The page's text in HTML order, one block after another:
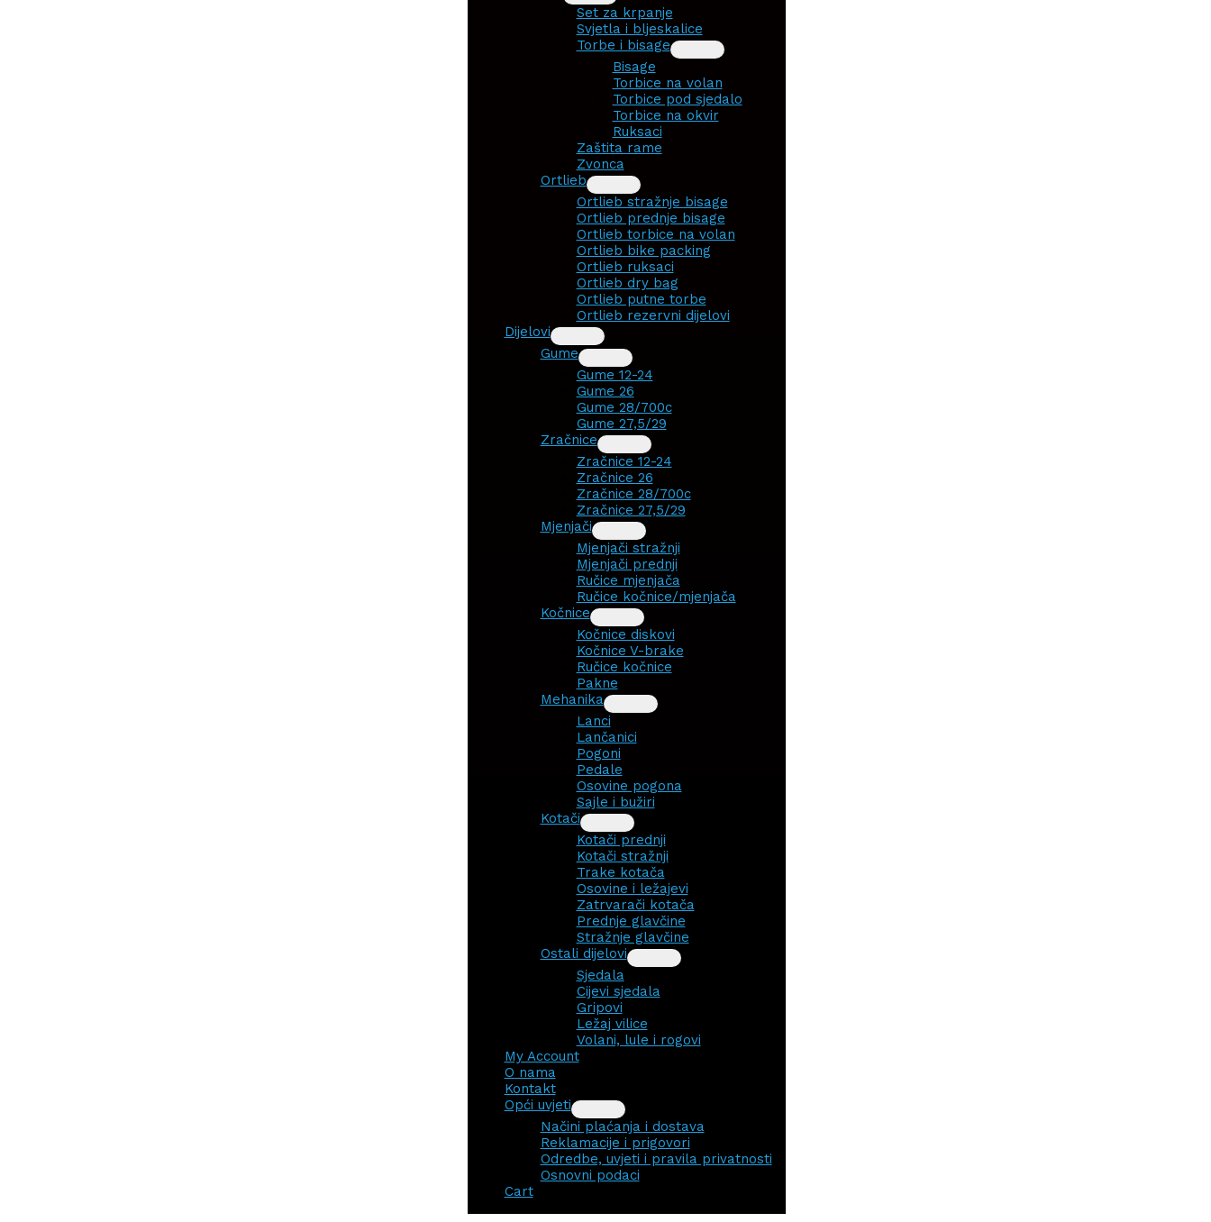
Set za krpanje
Svjetla i bljeskalice
Torbe i bisage
Bisage
Torbice na volan
Torbice pod sjedalo
Torbice na okvir
Ruksaci
Zaštita rame
Zvonca
Ortlieb
Ortlieb stražnje bisage
Ortlieb prednje bisage
Ortlieb torbice na volan
Ortlieb bike packing
Ortlieb ruksaci
Ortlieb dry bag
Ortlieb putne torbe
Ortlieb rezervni dijelovi
Dijelovi
Gume
Gume 12-24
Gume 26
Gume 28/700c
Gume 27,5/29
Zračnice
Zračnice 12-24
Zračnice 26
Zračnice 28/700c
Zračnice 27,5/29
Mjenjači
Mjenjači stražnji
Mjenjači prednji
Ručice mjenjača
Ručice kočnice/mjenjača
Kočnice
Kočnice diskovi
Kočnice V-brake
Ručice kočnice
Pakne
Mehanika
Lanci
Lančanici
Pogoni
Pedale
Osovine pogona
Sajle i bužiri
Kotači
Kotači prednji
Kotači stražnji
Trake kotača
Osovine i ležajevi
Zatrvarači kotača
Prednje glavčine
Stražnje glavčine
Ostali dijelovi
Sjedala
Cijevi sjedala
Gripovi
Ležaj vilice
Volani, lule i rogovi
My Account
O nama
Kontakt
Opći uvjeti
Načini plaćanja i dostava
Reklamacije i prigovori
Odredbe, uvjeti i pravila privatnosti
Osnovni podaci
Cart